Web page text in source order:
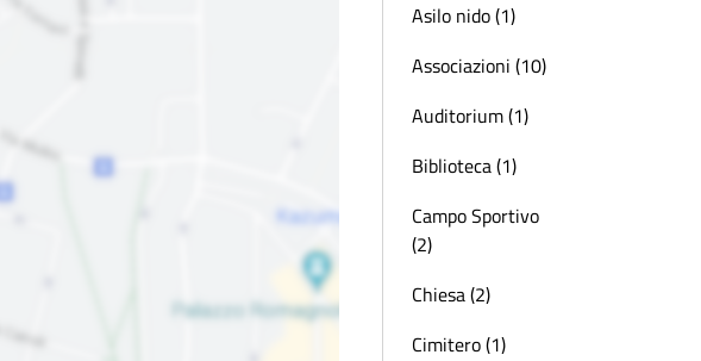
Asilo nido (1)
Associazioni (10)
Auditorium (1)
Biblioteca (1)
Campo Sportivo
(2)
Chiesa (2)
Cimitero (1)